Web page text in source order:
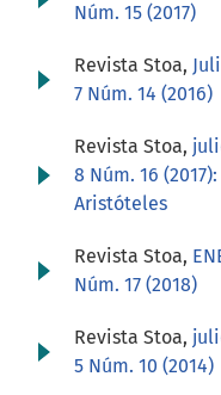
Núm. 15 (2017)
Revista Stoa,
7 Núm. 14 (2016)
Revista Stoa,
8 Núm. 16
Aristóteles
Revista Stoa,
Núm. 17 (2018)
Revista Stoa,
5 Núm. 10 (2014)